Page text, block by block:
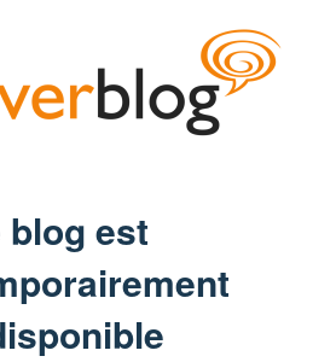
blog est